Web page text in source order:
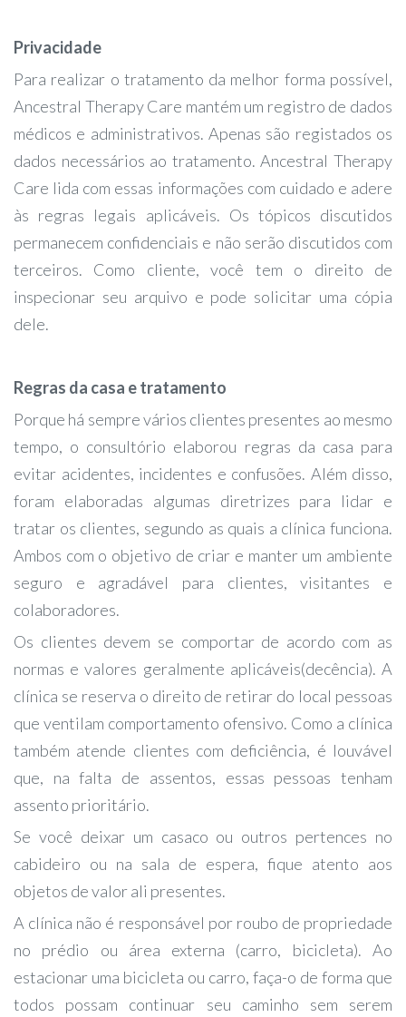
Privacidade
Para realizar o tratamento da melhor forma possível,
Ancestral Therapy Care mantém um registro de dados
médicos e administrativos. Apenas são registados os
dados necessários ao tratamento. Ancestral Therapy
Care lida com essas informações com cuidado e adere
às regras legais aplicáveis. Os tópicos discutidos
permanecem confidenciais e não serão discutidos com
terceiros. Como cliente, você tem o direito de
inspecionar seu arquivo e pode solicitar uma cópia
dele.
Regras da casa e tratamento
Porque há sempre vários clientes presentes ao mesmo
tempo, o consultório elaborou regras da casa para
evitar acidentes, incidentes e confusões. Além disso,
foram elaboradas algumas diretrizes para lidar e
tratar os clientes, segundo as quais a clínica funciona.
Ambos com o objetivo de criar e manter um ambiente
seguro e agradável para clientes, visitantes e
colaboradores.
Os clientes devem se comportar de acordo com as
normas e valores geralmente aplicáveis(decência). A
clínica se reserva o direito de retirar do local pessoas
que ventilam comportamento ofensivo. Como a clínica
também atende clientes com deficiência, é louvável
que, na falta de assentos, essas pessoas tenham
assento prioritário.
Se você deixar um casaco ou outros pertences no
cabideiro ou na sala de espera, fique atento aos
objetos de valor ali presentes.
A clínica não é responsável por roubo de propriedade
no prédio ou área externa (carro, bicicleta). Ao
estacionar uma bicicleta ou carro, faça-o de forma que
todos possam continuar seu caminho sem serem